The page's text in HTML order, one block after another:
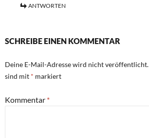
ANTWORTEN
SCHREIBE EINEN KOMMENTAR
Deine E-Mail-Adresse wird nicht veröffentlicht.
sind mit * markiert
Kommentar *